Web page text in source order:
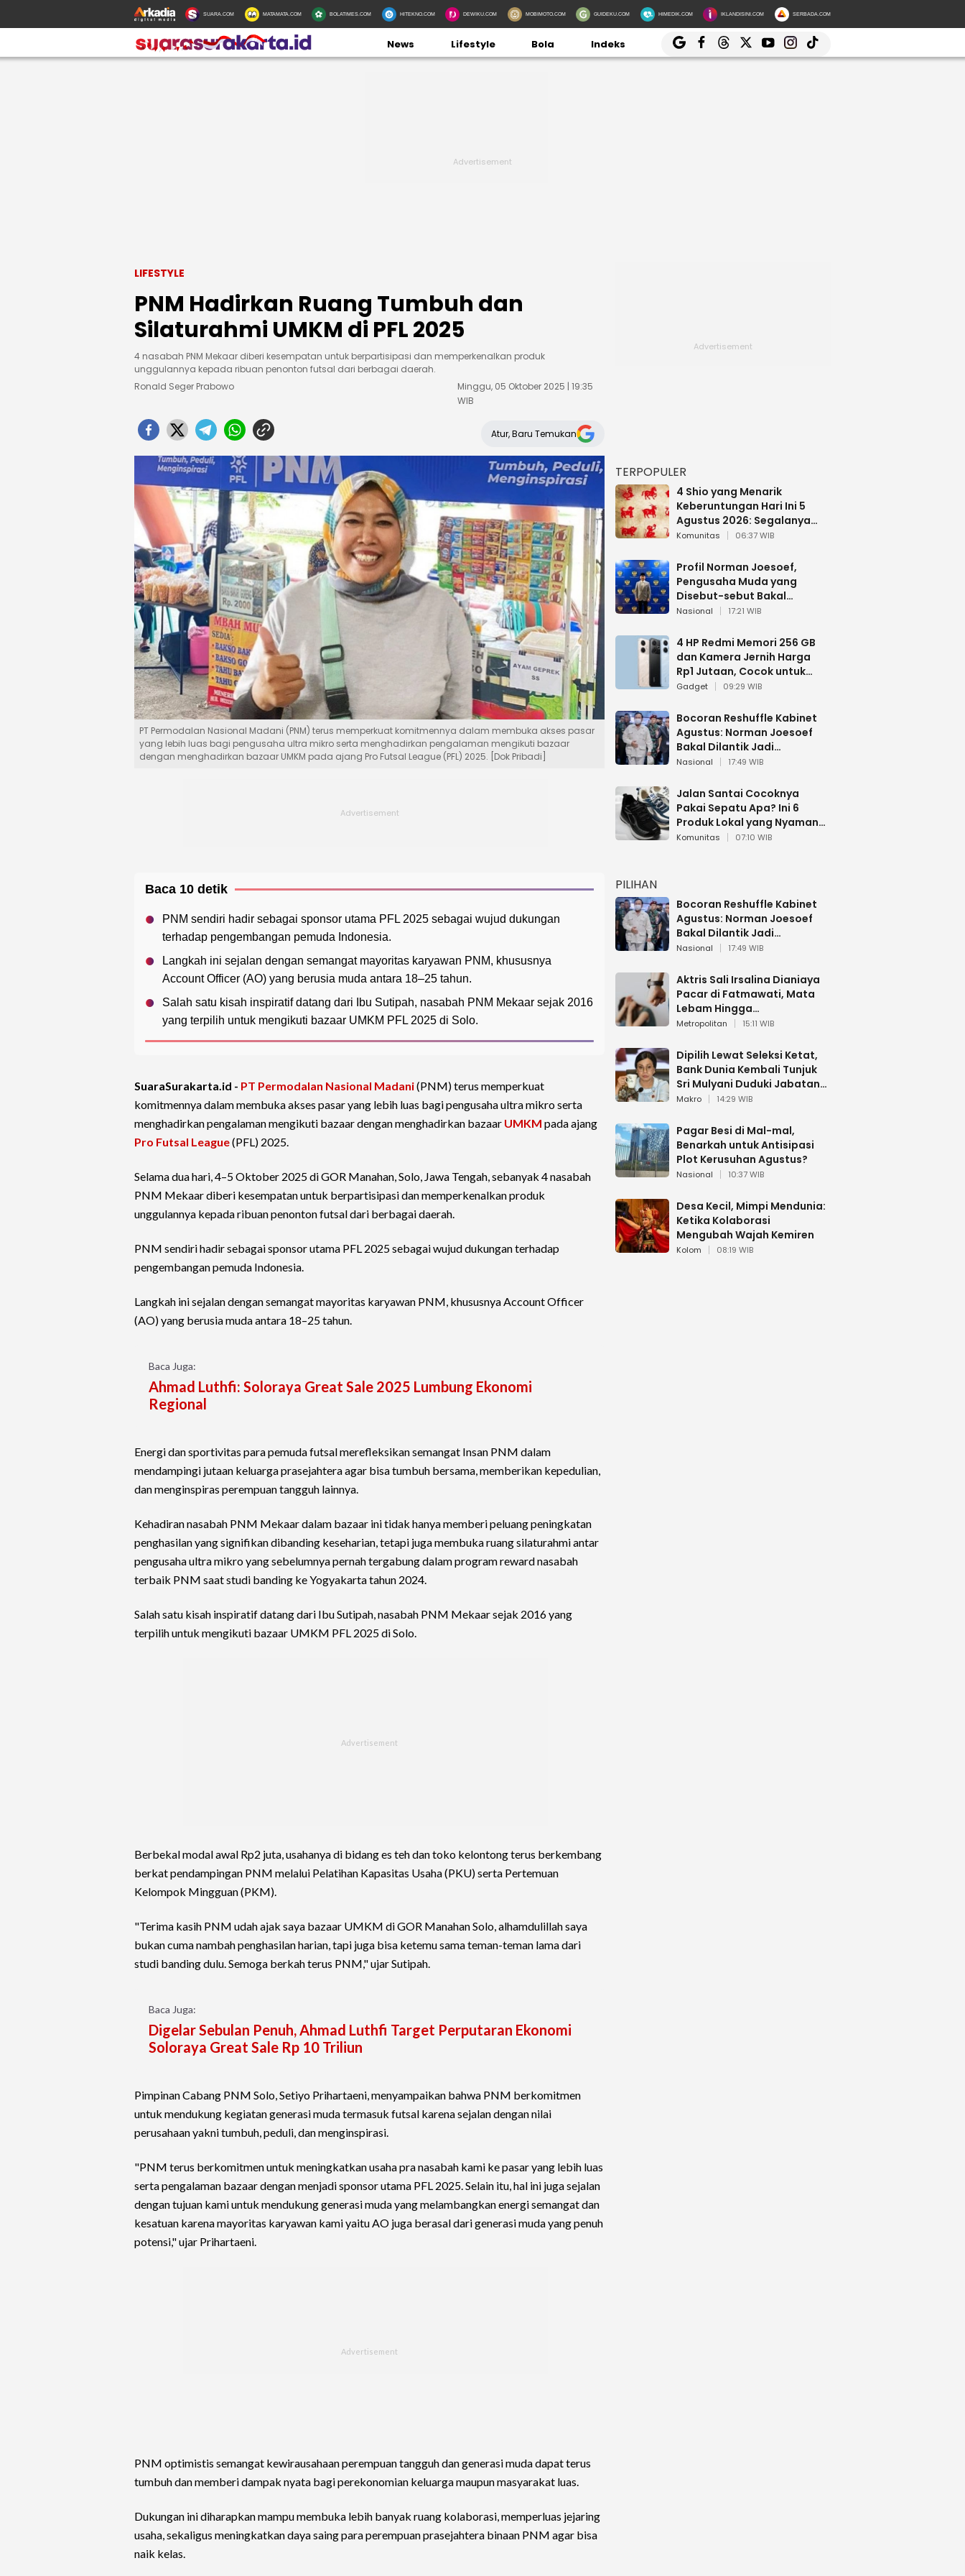
SUARA.COM MATAMATA.COM BOLATIMES.COM HITEKNO.COM DEWIKU.COM MOBIMOTO.COM GUIDEKU.COM HIMEDIK.COM IKLANDISINI.COM SERBADA.COM
News Lifestyle Bola Indeks
LIFESTYLE
PNM Hadirkan Ruang Tumbuh dan
Silaturahmi UMKM di PFL 2025
4 nasabah PNM Mekaar diberi kesempatan untuk berpartisipasi dan memperkenalkan produk
unggulannya kepada ribuan penonton futsal dari berbagai daerah.
Ronald Seger Prabowo
Minggu, 05 Oktober 2025 | 19:35
WIB
Atur, Baru Temukan
PT Permodalan Nasional Madani (PNM) terus memperkuat komitmennya dalam membuka akses pasar
yang lebih luas bagi pengusaha ultra mikro serta menghadirkan pengalaman mengikuti bazaar
dengan menghadirkan bazaar UMKM pada ajang Pro Futsal League (PFL) 2025. [Dok Pribadi]
Baca 10 detik
PNM sendiri hadir sebagai sponsor utama PFL 2025 sebagai wujud dukungan
terhadap pengembangan pemuda Indonesia.
Langkah ini sejalan dengan semangat mayoritas karyawan PNM, khususnya
Account Officer (AO) yang berusia muda antara 18–25 tahun.
Salah satu kisah inspiratif datang dari Ibu Sutipah, nasabah PNM Mekaar sejak 2016
yang terpilih untuk mengikuti bazaar UMKM PFL 2025 di Solo.
SuaraSurakarta.id - PT Permodalan Nasional Madani(PNM) terus memperkuat
komitmennya dalam membuka akses pasar yang lebih luas bagi pengusaha ultra mikro serta
menghadirkan pengalaman mengikuti bazaar dengan menghadirkan bazaar UMKM pada ajang
Pro Futsal League(PFL) 2025.
Selama dua hari, 4–5 Oktober 2025 di GOR Manahan, Solo, Jawa Tengah, sebanyak 4 nasabah
PNM Mekaar diberi kesempatan untuk berpartisipasi dan memperkenalkan produk
unggulannya kepada ribuan penonton futsal dari berbagai daerah.
PNM sendiri hadir sebagai sponsor utama PFL 2025 sebagai wujud dukungan terhadap
pengembangan pemuda Indonesia.
Langkah ini sejalan dengan semangat mayoritas karyawan PNM, khususnya Account Officer
(AO) yang berusia muda antara 18–25 tahun.
Baca Juga:
Ahmad Luthfi: Soloraya Great Sale 2025 Lumbung Ekonomi
Regional
Energi dan sportivitas para pemuda futsal merefleksikan semangat Insan PNM dalam
mendampingi jutaan keluarga prasejahtera agar bisa tumbuh bersama, memberikan kepedulian,
dan menginspiras perempuan tangguh lainnya.
Kehadiran nasabah PNM Mekaar dalam bazaar ini tidak hanya memberi peluang peningkatan
penghasilan yang signifikan dibanding keseharian, tetapi juga membuka ruang silaturahmi antar
pengusaha ultra mikro yang sebelumnya pernah tergabung dalam program reward nasabah
terbaik PNM saat studi banding ke Yogyakarta tahun 2024.
Salah satu kisah inspiratif datang dari Ibu Sutipah, nasabah PNM Mekaar sejak 2016 yang
terpilih untuk mengikuti bazaar UMKM PFL 2025 di Solo.
Berbekal modal awal Rp2 juta, usahanya di bidang es teh dan toko kelontong terus berkembang
berkat pendampingan PNM melalui Pelatihan Kapasitas Usaha (PKU) serta Pertemuan
Kelompok Mingguan (PKM).
"Terima kasih PNM udah ajak saya bazaar UMKM di GOR Manahan Solo, alhamdulillah saya
bukan cuma nambah penghasilan harian, tapi juga bisa ketemu sama teman-teman lama dari
studi banding dulu. Semoga berkah terus PNM," ujar Sutipah.
Baca Juga:
Digelar Sebulan Penuh, Ahmad Luthfi Target Perputaran Ekonomi
Soloraya Great Sale Rp 10 Triliun
Pimpinan Cabang PNM Solo, Setiyo Prihartaeni, menyampaikan bahwa PNM berkomitmen
untuk mendukung kegiatan generasi muda termasuk futsal karena sejalan dengan nilai
perusahaan yakni tumbuh, peduli, dan menginspirasi.
"PNM terus berkomitmen untuk meningkatkan usaha pra nasabah kami ke pasar yang lebih luas
serta pengalaman bazaar dengan menjadi sponsor utama PFL 2025. Selain itu, hal ini juga sejalan
dengan tujuan kami untuk mendukung generasi muda yang melambangkan energi semangat dan
kesatuan karena mayoritas karyawan kami yaitu AO juga berasal dari generasi muda yang penuh
potensi," ujar Prihartaeni.
PNM optimistis semangat kewirausahaan perempuan tangguh dan generasi muda dapat terus
tumbuh dan memberi dampak nyata bagi perekonomian keluarga maupun masyarakat luas.
Dukungan ini diharapkan mampu membuka lebih banyak ruang kolaborasi, memperluas jejaring
usaha, sekaligus meningkatkan daya saing para perempuan prasejahtera binaan PNM agar bisa
naik kelas.
TERPOPULER
4 Shio yang Menarik
Keberuntungan Hari Ini 5
Agustus 2026: Segalanya
Berjalan Lancar
Komunitas 06:37 WIB
Profil Norman Joesoef,
Pengusaha Muda yang
Disebut-sebut Bakal
Dilantik Jadi Wamenhan RI
Nasional 17:21 WIB
4 HP Redmi Memori 256 GB
dan Kamera Jernih Harga
Rp1 Jutaan, Cocok untuk
Multitasking
Gadget 09:29 WIB
Bocoran Reshuffle Kabinet
Agustus: Norman Joesoef
Bakal Dilantik Jadi
Wamenhan RI
Nasional 17:49 WIB
Jalan Santai Cocoknya
Pakai Sepatu Apa? Ini 6
Produk Lokal yang Nyaman
Buat 17 Agustusan
Komunitas 07:10 WIB
PILIHAN
Bocoran Reshuffle Kabinet
Agustus: Norman Joesoef
Bakal Dilantik Jadi
Wamenhan RI
Nasional 17:49 WIB
Aktris Sali Irsalina Dianiaya
Pacar di Fatmawati, Mata
Lebam Hingga
Diselamatkan Polantas
Metropolitan 15:11 WIB
Dipilih Lewat Seleksi Ketat,
Bank Dunia Kembali Tunjuk
Sri Mulyani Duduki Jabatan
Strategis
Makro 14:29 WIB
Pagar Besi di Mal-mal,
Benarkah untuk Antisipasi
Plot Kerusuhan Agustus?
Nasional 10:37 WIB
Desa Kecil, Mimpi Mendunia:
Ketika Kolaborasi
Mengubah Wajah Kemiren
Kolom 08:19 WIB